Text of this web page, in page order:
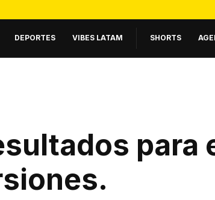
DEPORTES VIBES LATAM SHORTS
para
.